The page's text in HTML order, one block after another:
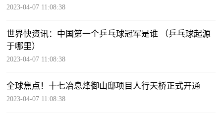
2023-04-07 11:08:38
世界快资讯：中国第一个乒乓球冠军是谁 （乒乓球起源
于哪里）
2023-04-07 11:08:38
全球焦点！十七冶息烽御山邸项目人行天桥正式开通
2023-04-07 11:08:38